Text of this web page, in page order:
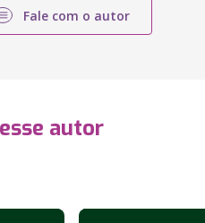
Fale com o autor
autor